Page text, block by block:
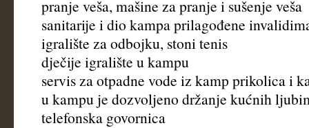
pranje veša, mašine za pranje i sušenje veša
sanitarije i dio kampa prilagođene
igralište za odbojku, stoni tenis
dječije igralište u kampu
servis za otpadne vode iz kamp prikolica i
u kampu je dozvoljeno držanje kućnih
telefonska govornica